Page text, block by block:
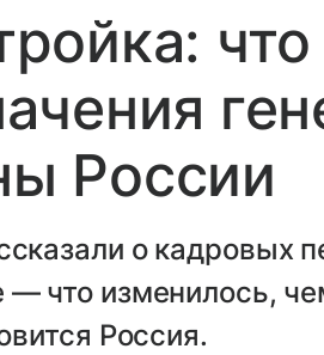
России
о кадровых
что изменилось,
Россия.